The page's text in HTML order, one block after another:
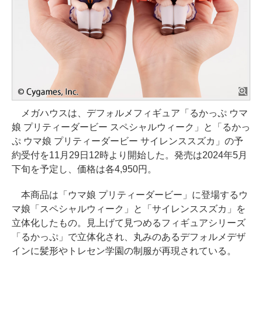
メガハウスは、デフォルメフィギュア「るかっぷ ウマ
娘 プリティーダービー スペシャルウィーク」と「るかっ
ぷ ウマ娘 プリティーダービー サイレンススズカ」の予
約受付を11月29日12時より開始した。発売は2024年5月
下旬を予定し、価格は各4,950円。
本商品は「ウマ娘 プリティーダービー」に登場するウ
マ娘「スペシャルウィーク」と「サイレンススズカ」を
立体化したもの。見上げて見つめるフィギュアシリーズ
「るかっぷ」で立体化され、丸みのあるデフォルメデザ
インに髪形やトレセン学園の制服が再現されている。